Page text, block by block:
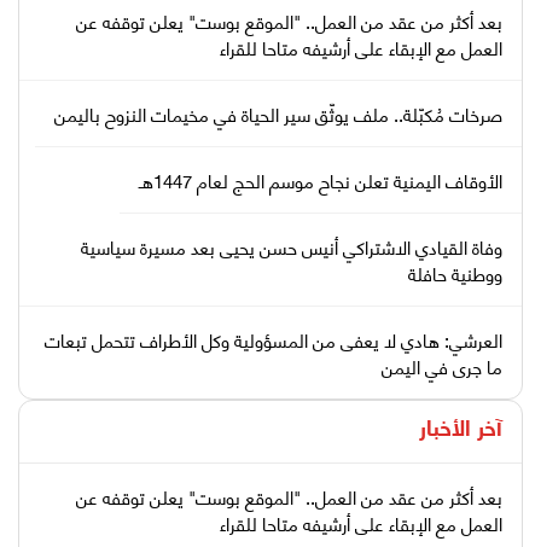
بعد أكثر من عقد من العمل.. "الموقع بوست" يعلن توقفه عن
العمل مع الإبقاء على أرشيفه متاحا للقراء
صرخات مُكبّلة.. ملف يوثّق سير الحياة في مخيمات النزوح باليمن
الأوقاف اليمنية تعلن نجاح موسم الحج لعام 1447هـ
وفاة القيادي الاشتراكي أنيس حسن يحيى بعد مسيرة سياسية
ووطنية حافلة
العرشي: هادي لا يعفى من المسؤولية وكل الأطراف تتحمل تبعات
ما جرى في اليمن
آخر الأخبار
بعد أكثر من عقد من العمل.. "الموقع بوست" يعلن توقفه عن
العمل مع الإبقاء على أرشيفه متاحا للقراء